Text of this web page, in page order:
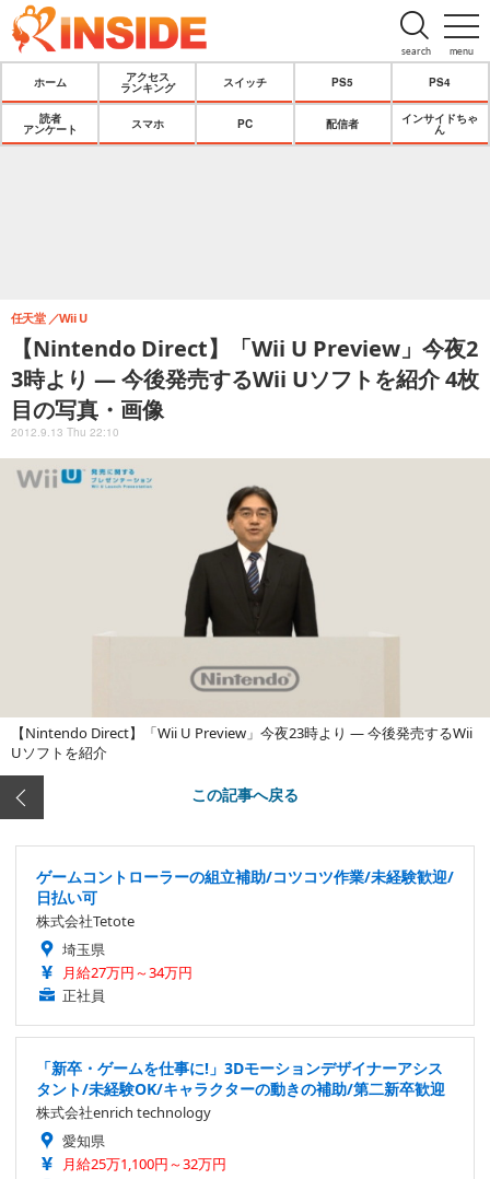
menu
search
ホーム
アクセス
ランキング
スイッチ PS5 PS4
読者
アンケート
スマホ PC 配信者
インサイドちゃ
ん
【Nintendo Direct】「Wii U Preview」今夜2
3時より ― 今後発売するWii Uソフトを紹介 4枚
目の写真・画像
任天堂 Wii U
2012.9.13 Thu 22:10
【Nintendo Direct】「Wii U Preview」今夜23時より ― 今後発売するWii
Uソフトを紹介
この記事へ戻る
ゲームコントローラーの組立補助/コツコツ作業/未経験歓迎/
日払い可
株式会社Tetote
埼玉県
月給27万円～34万円
正社員
「新卒・ゲームを仕事に!」3Dモーションデザイナーアシス
タント/未経験OK/キャラクターの動きの補助/第二新卒歓迎
株式会社enrich technology
愛知県
月給25万1,100円～32万円